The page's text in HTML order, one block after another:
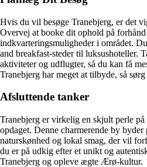
Hvis du vil besøge Tranebjerg, er det
Overvej at booke dit ophold på
indkvarteringsmuligheder i området.
and breakfast-steder til luksushoteller.
aktiviteter og udflugter, så du kan få
Tranebjerg har meget at tilbyde, så
Afsluttende tanker
Tranebjerg er virkelig en skjult perle
opdaget. Denne charmerende by byder
naturskønhed og lokal smag, der vil
du er på udkig efter et unikt og
Tranebjerg og opleve ægte Ærø-kultur.